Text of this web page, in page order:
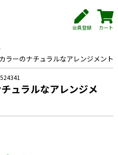
会員登録 カート
カラーのナチュラルなアレンジメント
524341
ュラルなアレンジメ